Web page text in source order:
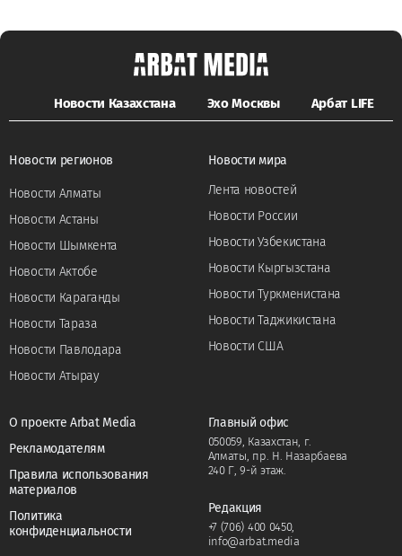
Новости Казахстана Эхо Москвы Арбат LIFE
Новости регионов
Новости Алматы
Новости Астаны
Новости Шымкента
Новости Актобе
Новости Караганды
Новости Тараза
Новости Павлодара
Новости Атырау
Новости мира
Лента новостей
Новости России
Новости Узбекистана
Новости Кыргызстана
Новости Туркменистана
Новости Таджикистана
Новости США
О проекте Arbat Media
Рекламодателям
Правила использования
материалов
Политика
конфиденциальности
Главный офис
050059, Казахстан, г.
Алматы, пр. Н. Назарбаева
240 Г, 9-й этаж.
Редакция
+7 (706) 400 0450,
info@arbat.media